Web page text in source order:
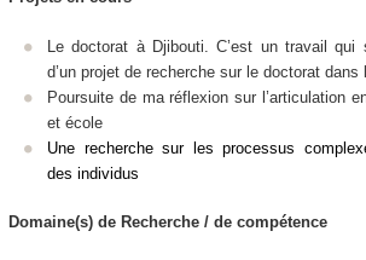
Le doctorat à Djibouti. C’est un travail qui
d’un projet de recherche sur le doctorat dans
Poursuite de ma réflexion sur l’articulation
et école
Une recherche sur les processus
des individus
Domaine(s) de Recherche / de compétence